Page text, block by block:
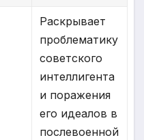
Раскрывает
проблематику
советского
интеллигента
и поражения
его идеалов в
послевоенной